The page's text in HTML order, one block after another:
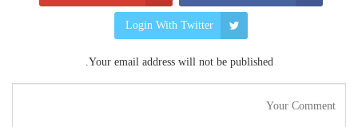
Login With Twitter
Your email address will not be published.